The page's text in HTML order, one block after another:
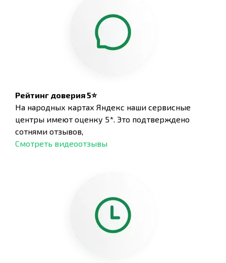
Рейтинг доверия 5⭐
На народных картах Яндекс наши сервисные
центры имеют оценку 5*. Это подтверждено
сотнями отзывов,
Смотреть видеоотзывы